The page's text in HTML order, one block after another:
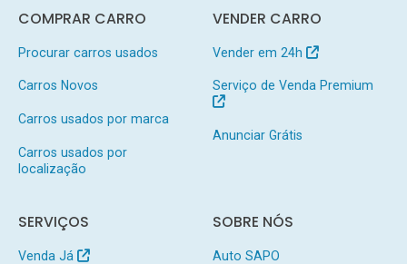
COMPRAR CARRO
Procurar carros usados
Carros Novos
Carros usados por marca
Carros usados por
localização
VENDER CARRO
Vender em 24h
Serviço de Venda Premium
Anunciar Grátis
SERVIÇOS
Venda Já
SOBRE NÓS
Auto SAPO